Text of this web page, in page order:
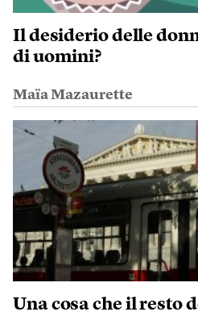
Il desiderio delle
di uomini?
Maïa Mazaurette
Una cosa che il resto